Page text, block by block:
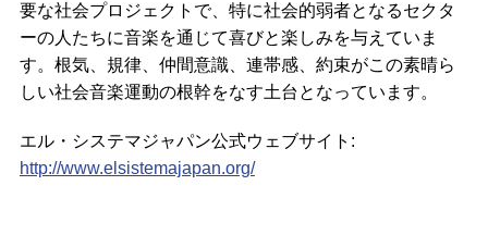
要な社会プロジェクトで、特に社会的弱者となるセクタ
ーの人たちに音楽を通じて喜びと楽しみを与えていま
す。根気、規律、仲間意識、連帯感、約束がこの素晴ら
しい社会音楽運動の根幹をなす土台となっています。
エル・システマジャパン公式ウェブサイト:
http://www.elsistemajapan.org/